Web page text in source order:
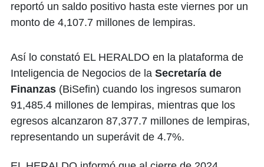
reportó un saldo positivo hasta este viernes por un
monto de 4,107.7 millones de lempiras.
Así lo constató EL HERALDO en la plataforma de
Inteligencia de Negocios de la Secretaría de
Finanzas (BiSefin) cuando los ingresos sumaron
91,485.4 millones de lempiras, mientras que los
egresos alcanzaron 87,377.7 millones de lempiras,
representando un superávit de 4.7%.